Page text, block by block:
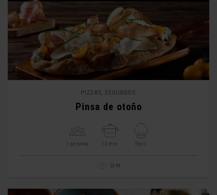
PIZZAS, SEGUNDOS
Pinsa de otoño
1 persona 15 min Fácil
2048